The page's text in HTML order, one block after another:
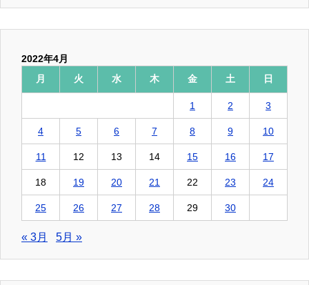
2022年4月
月
火 水 木 金 土 日
1 2 3
4 5 6 7 8 9 10
11 12 13 14 15 16 17
18 19 20 21 22 23 24
25 26 27 28 29 30
« 3月 5月 »